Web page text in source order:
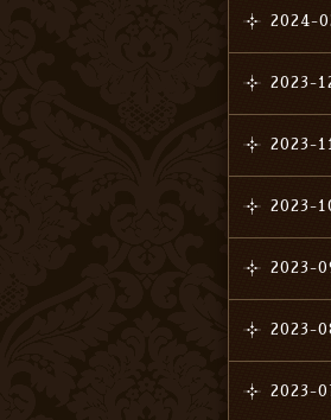
2024-
2023-
2023-
2023-
2023-
2023-
2023-